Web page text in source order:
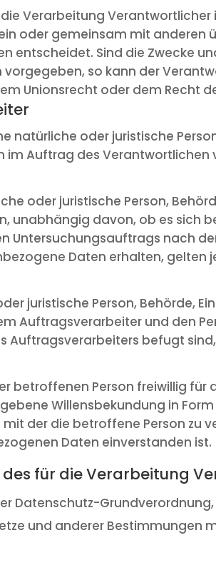
Verarbeitung Verantwortlicher
oder gemeinsam mit anderen
entscheidet. Sind die Zwecke
so kann der
Unionsrecht oder dem Recht
natürliche oder juristische
im Auftrag des Verantwortlichen
oder juristische Person,
unabhängig davon, ob es sich
Untersuchungsauftrags nach
Daten erhalten, gelten
juristische Person, Behörde,
Auftragsverarbeiter und den
Auftragsverarbeiters befugt
betroffenen Person freiwillig
Willensbekundung in
der die betroffene Person zu
Daten einverstanden ist.
für die Verarbeitung
Datenschutz-
und anderer Bestimmungen